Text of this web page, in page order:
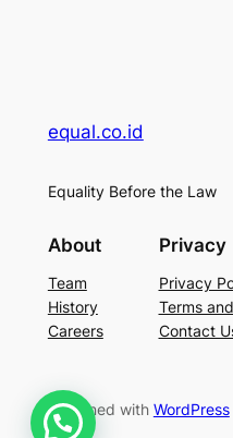
equal.co.id
Equality Before the Law
About
Team
History
Careers
Privacy
Privacy
Terms
Contact
Designed with WordPress